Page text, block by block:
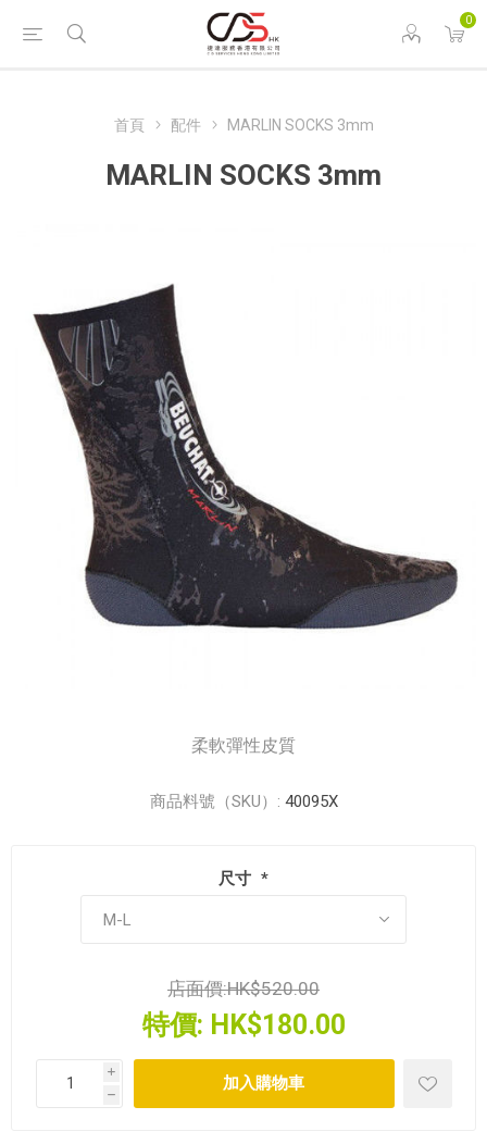
0
首頁 配件 MARLIN SOCKS 3mm
MARLIN SOCKS 3mm
柔軟彈性皮質
商品料號（SKU）: 40095X
尺寸 *
店面價:HK$520.00
特價: HK$180.00
i
h